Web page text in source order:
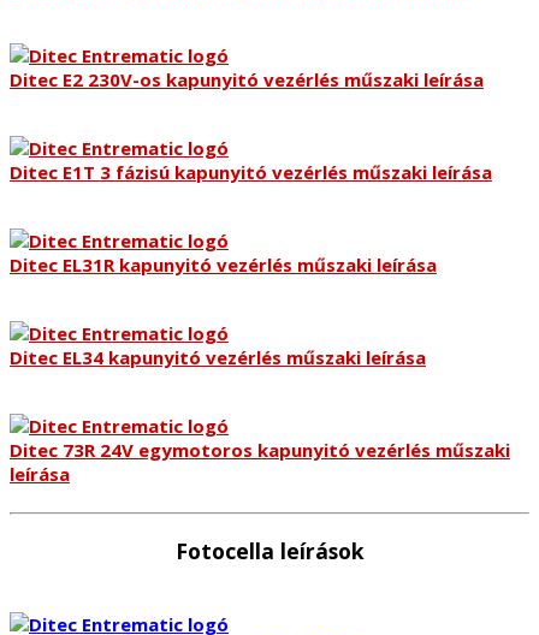
Ditec E2 230V-os kapunyitó vezérlés műszaki leírása
Ditec E1T 3 fázisú kapunyitó vezérlés műszaki leírása
Ditec EL31R kapunyitó vezérlés műszaki leírása
Ditec EL34 kapunyitó vezérlés műszaki leírása
Ditec 73R 24V egymotoros kapunyitó vezérlés műszaki
leírása
Fotocella leírások